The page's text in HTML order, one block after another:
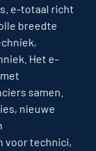
e-totaal richt
breedte
Het e-
samen.
nieuwe
voor technici,